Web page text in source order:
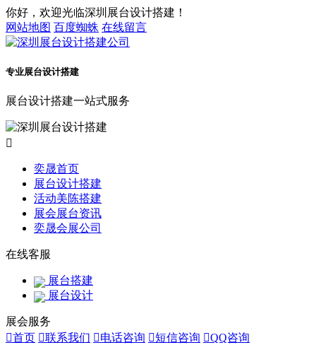
你好，欢迎光临深圳展台设计搭建！
网站地图 百度蜘蛛 在线留言
专业展台设计搭建
展台设计搭建一站式服务

奕晟首页
展台设计搭建
活动美陈搭建
展会展台资讯
奕晟会展公司
在线客服
展台搭建
展台设计
展会服务
首页 联系我们 电话咨询 短信咨询 QQ咨询